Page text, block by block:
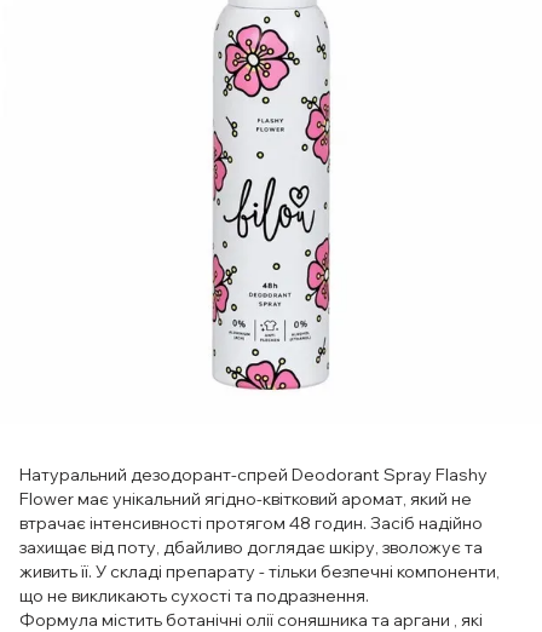
Натуральний дезодорант-спрей Deodorant Spray Flashy
Flower має унікальний ягідно-квітковий аромат, який не
втрачає інтенсивності протягом 48 годин. Засіб надійно
захищає від поту, дбайливо доглядає шкіру, зволожує та
живить її. У складі препарату - тільки безпечні компоненти,
що не викликають сухості та подразнення.
Формула містить ботанічні олії соняшника та аргани , які